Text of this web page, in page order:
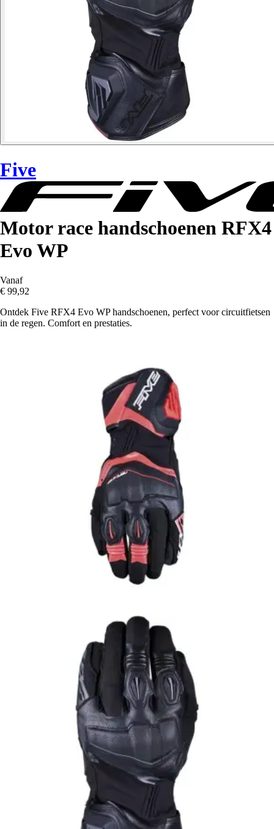
Five
Motor race handschoenen RFX4
Evo WP
Vanaf
€ 99,92
Ontdek Five RFX4 Evo WP handschoenen, perfect voor circuitfietsen
in de regen. Comfort en prestaties.